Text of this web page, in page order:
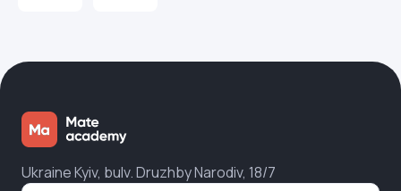
Ukraine Kyiv, bulv. Druzhby Narodiv, 18/7